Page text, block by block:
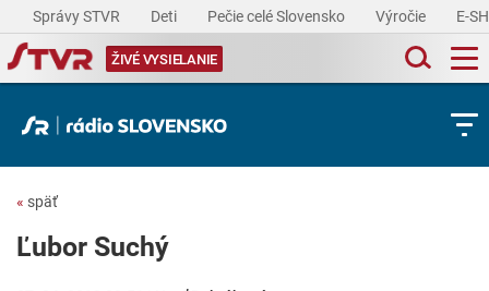
Správy STVR Deti Pečie celé Slovensko Výročie E-
ŽIVÉ VYSIELANIE
« späť
Ľubor Suchý